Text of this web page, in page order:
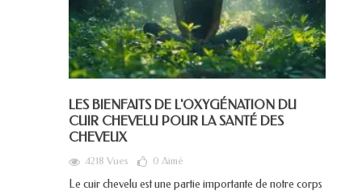
LES BIENFAITS DE L'OXYGÉNATION DU
CUIR CHEVELU POUR LA SANTÉ DES
CHEVEUX
4218 Vues 0 Aimé
Le cuir chevelu est une partie importante de notre corps